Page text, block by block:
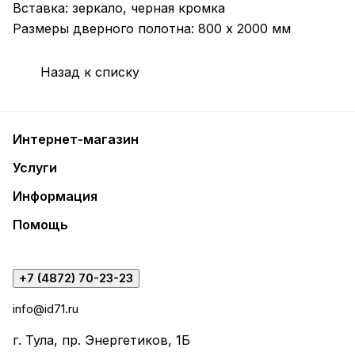
Вставка: зеркало, черная кромка
Размеры дверного полотна: 800 х 2000 мм
Назад к списку
Интернет-магазин
Услуги
Информация
Помощь
+7 (4872) 70-23-23
info@id71.ru
г. Тула, пр. Энергетиков, 1Б